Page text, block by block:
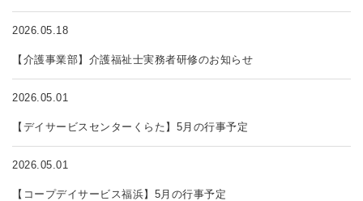
2026.05.18
【介護事業部】介護福祉士実務者研修のお知らせ
2026.05.01
【デイサービスセンターくらた】5月の行事予定
2026.05.01
【コープデイサービス福浜】5月の行事予定